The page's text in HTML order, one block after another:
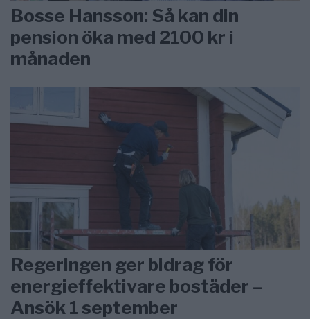
Bosse Hansson: Så kan din
pension öka med 2100 kr i
månaden
Regeringen ger bidrag för
energieffektivare bostäder –
Ansök 1 september